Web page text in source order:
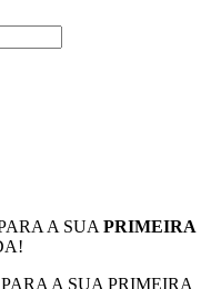
A SUA PRIMEIRA
A SUA PRIMEIRA